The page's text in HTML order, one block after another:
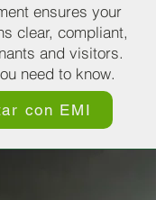
ensures your
clear, compliant,
and visitors.
need to know.
con EMI